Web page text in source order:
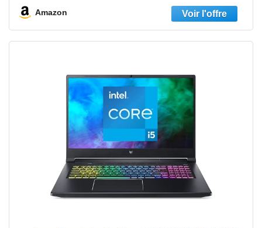
SSD
Amazon